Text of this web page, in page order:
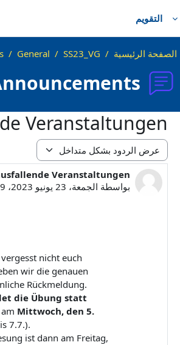
التقويم
الصفحة الرئيسية SS23_VG
General
Veranstaltungen
نمط العرض
Veranstaltungen
بواسطة الجمعة، 23 يونيو 2023، 5:19 PM
عدد الردود: 0
nicht euch
wir die genauen
Rückmeldung.
die Übung statt
Mittwoch, den 5.
7.7.).
ist dann am Freitag,